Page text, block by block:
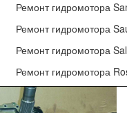
Ремонт гидромотора
Ремонт гидромотора
Ремонт гидромотора
Ремонт гидромотора